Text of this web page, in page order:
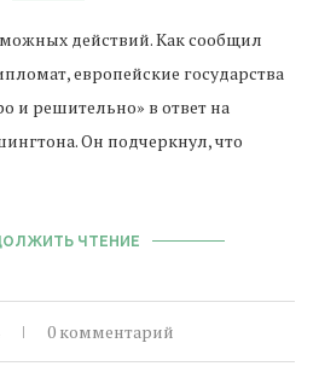
действий. Как сообщил
европейские государства
и решительно» в ответ на
Он подчеркнул, что
ЧТЕНИЕ
0 комментарий